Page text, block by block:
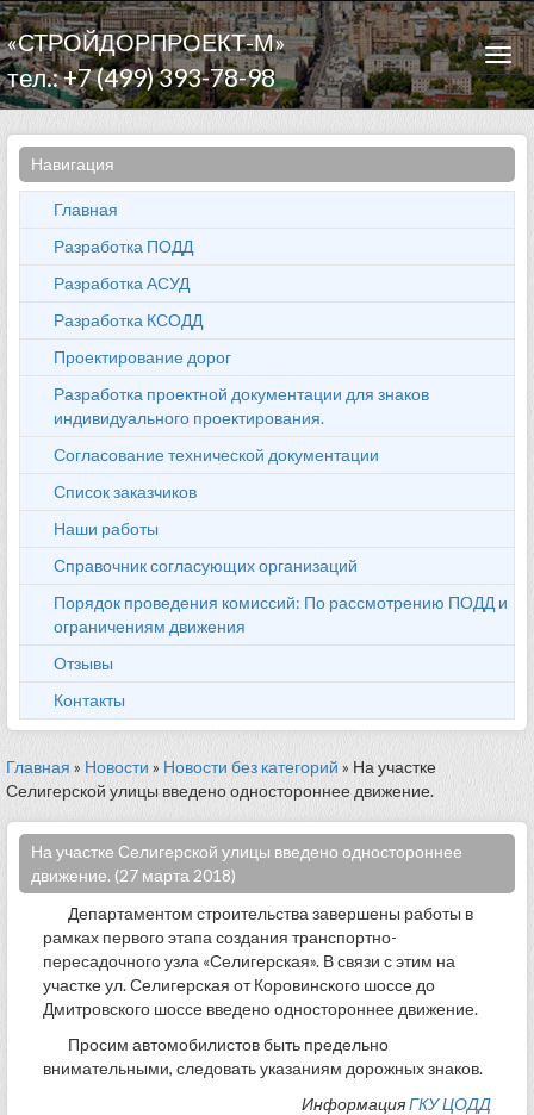
«СТРОЙДОРПРОЕКТ-М»
тел.: +7 (499) 393-78-98
Навигация
Главная
Разработка ПОДД
Разработка АСУД
Разработка КСОДД
Проектирование дорог
Разработка проектной документации для знаков
индивидуального проектирования.
Согласование технической документации
Список заказчиков
Наши работы
Справочник согласующих организаций
Порядок проведения комиссий: По рассмотрению ПОДД и
ограничениям движения
Отзывы
Контакты
Главная » Новости » Новости без категорий » На участке
Селигерской улицы введено одностороннее движение.
На участке Селигерской улицы введено одностороннее
движение. (27 марта 2018)
Департаментом строительства завершены работы в
рамках первого этапа создания транспортно-
пересадочного узла «Селигерская». В связи с этим на
участке ул. Селигерская от Коровинского шоссе до
Дмитровского шоссе введено одностороннее движение.
Просим автомобилистов быть предельно
внимательными, следовать указаниям дорожных знаков.
ИнформацияГКУ ЦОДД